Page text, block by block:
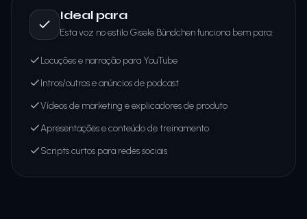
Ideal para
Esta voz no estilo Gisele Bündchen funciona bem para:
Locuções e narração para YouTube
Intros/outros e anúncios de podcast
Vídeos de marketing e explicadores de produto
Apresentações e conteúdo de treinamento
Scripts curtos para redes sociais